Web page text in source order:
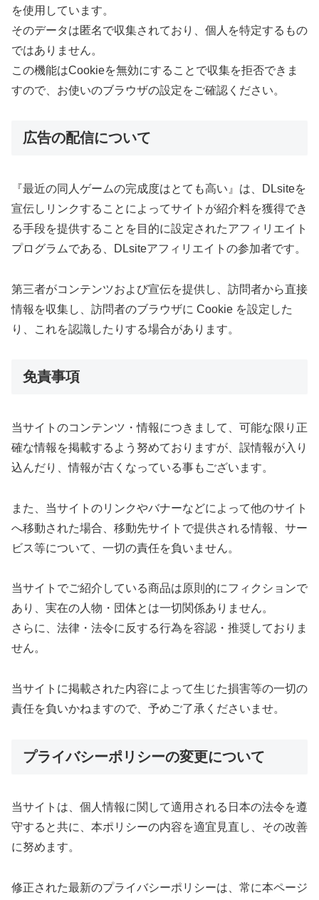
を使用しています。
そのデータは匿名で収集されており、個人を特定するもの
ではありません。
この機能はCookieを無効にすることで収集を拒否できま
すので、お使いのブラウザの設定をご確認ください。
広告の配信について
『最近の同人ゲームの完成度はとても高い』は、DLsiteを
宣伝しリンクすることによってサイトが紹介料を獲得でき
る手段を提供することを目的に設定されたアフィリエイト
プログラムである、DLsiteアフィリエイトの参加者です。
第三者がコンテンツおよび宣伝を提供し、訪問者から直接
情報を収集し、訪問者のブラウザに Cookie を設定した
り、これを認識したりする場合があります。
免責事項
当サイトのコンテンツ・情報につきまして、可能な限り正
確な情報を掲載するよう努めておりますが、誤情報が入り
込んだり、情報が古くなっている事もございます。
また、当サイトのリンクやバナーなどによって他のサイト
へ移動された場合、移動先サイトで提供される情報、サー
ビス等について、一切の責任を負いません。
当サイトでご紹介している商品は原則的にフィクションで
あり、実在の人物・団体とは一切関係ありません。
さらに、法律・法令に反する行為を容認・推奨しておりま
せん。
当サイトに掲載された内容によって生じた損害等の一切の
責任を負いかねますので、予めご了承くださいませ。
プライバシーポリシーの変更について
当サイトは、個人情報に関して適用される日本の法令を遵
守すると共に、本ポリシーの内容を適宜見直し、その改善
に努めます。
修正された最新のプライバシーポリシーは、常に本ページ